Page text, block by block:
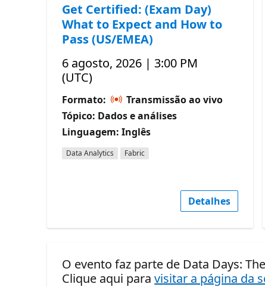
Get Certified: (Exam Day)
What to Expect and How to
Pass (US/EMEA)
6 agosto, 2026 | 3:00 PM
(UTC)
Formato:
Transmissão ao vivo
Tópico: Dados e análises
Linguagem: Inglês
Data Analytics Fabric
Detalhes
O evento faz parte de Data Days:
Clique aqui paravisitar a página da